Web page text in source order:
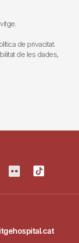
de privacitat.
de les dades,